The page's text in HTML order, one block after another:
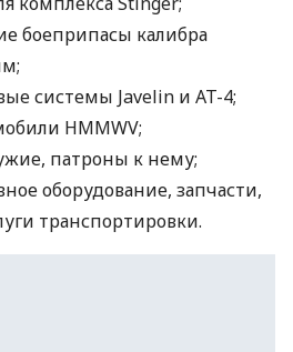
боеприпасы калибра
системы Javelin и AT-4;
HMMWV;
патроны к нему;
оборудование, запчасти,
транспортировки.